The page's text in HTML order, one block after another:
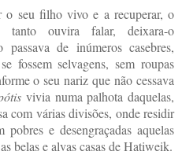
o seu filho vivo e a recuperar, o
ouvira falar, deixara-o
passava de inúmeros casebres,
fossem selvagens, sem roupas
o seu nariz que não cessava
vivia numa palhota daquelas,
com várias divisões, onde residir
e desengraçadas aquelas
belas e alvas casas de Hatiweik.